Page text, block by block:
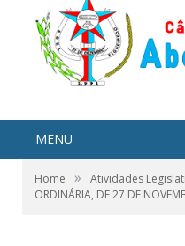
MENU
Home » Atividades
ORDINÁRIA, DE 27 DE